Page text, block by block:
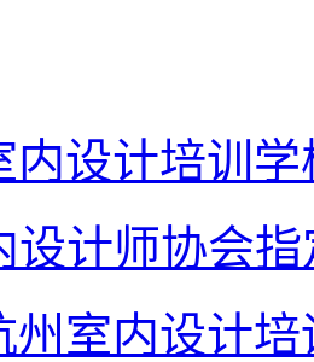
内设计培训学
设计师协会
州室内设计